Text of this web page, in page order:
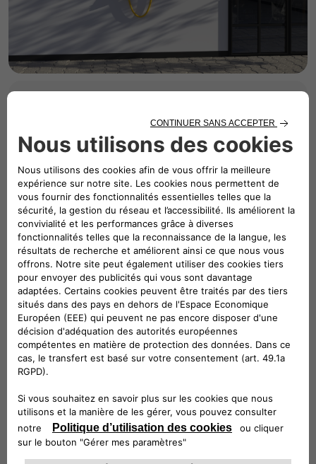
RECHARGE À DOMICILE
Solutions pour
Votre maison
Simple, pratique et puissant ! Nous sommes
votre guichet unique pour tout ce qui
concerne la facturation.
En savoir plus